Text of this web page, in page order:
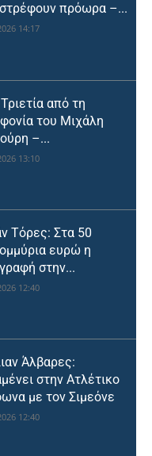
πρόωρα –...
14:17
από τη
του Μιχάλη
–...
13:10
Τόρες: Στα 50
ευρώ η
στην...
12:40
Άλβαρες:
στην Ατλέτικο
με τον Σιμεόνε
12:40